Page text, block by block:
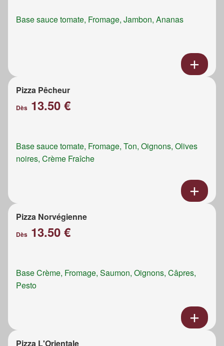
Base sauce tomate, Fromage, Jambon, Ananas
Pizza Pêcheur
Dès 13.50 €
Base sauce tomate, Fromage, Ton, Oignons, Olives
noires, Crème Fraîche
Pizza Norvégienne
Dès 13.50 €
Base Crème, Fromage, Saumon, Oignons, Câpres,
Pesto
Pizza L'Orientale